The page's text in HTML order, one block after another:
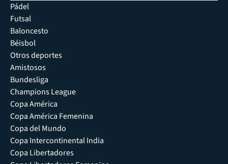
Pádel
Futsal
Baloncesto
Béisbol
Otros deportes
Amistosos
Bundesliga
Champions League
Copa América
Copa América Femenina
Copa del Mundo
Copa Intercontinental India
Copa Libertadores